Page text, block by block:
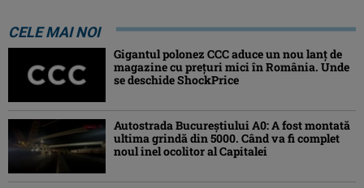
CELE MAI NOI
Gigantul polonez CCC aduce un nou lanț de
magazine cu prețuri mici în România. Unde
se deschide ShockPrice
Autostrada Bucureștiului A0: A fost montată
ultima grindă din 5000. Când va fi complet
noul inel ocolitor al Capitalei